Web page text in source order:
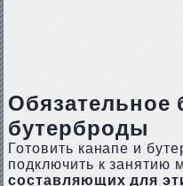
Обязательное
бутерброды
Готовить канапе и
подключить к занятию
составляющих для